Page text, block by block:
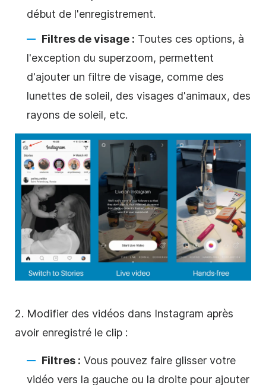
début de l'enregistrement.
Filtres de visage : Toutes ces options, à
l'exception du superzoom, permettent
d'ajouter un filtre de visage, comme des
lunettes de soleil, des visages d'animaux, des
rayons de soleil, etc.
2. Modifier des vidéos dans Instagram après
avoir enregistré le clip :
Filtres : Vous pouvez faire glisser votre
vidéo vers la gauche ou la droite pour ajouter